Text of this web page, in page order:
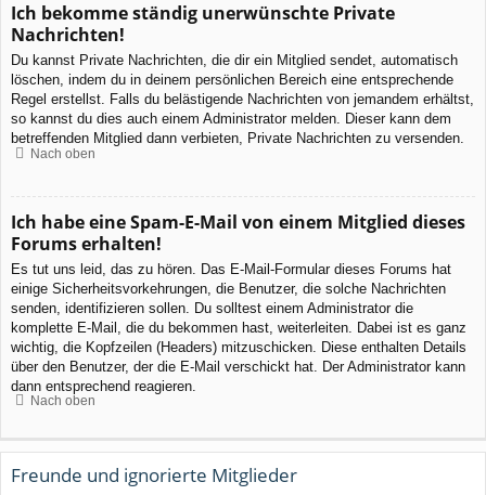
Ich bekomme ständig unerwünschte Private
Nachrichten!
Du kannst Private Nachrichten, die dir ein Mitglied sendet, automatisch
löschen, indem du in deinem persönlichen Bereich eine entsprechende
Regel erstellst. Falls du belästigende Nachrichten von jemandem erhältst,
so kannst du dies auch einem Administrator melden. Dieser kann dem
betreffenden Mitglied dann verbieten, Private Nachrichten zu versenden.
Nach oben
Ich habe eine Spam-E-Mail von einem Mitglied dieses
Forums erhalten!
Es tut uns leid, das zu hören. Das E-Mail-Formular dieses Forums hat
einige Sicherheitsvorkehrungen, die Benutzer, die solche Nachrichten
senden, identifizieren sollen. Du solltest einem Administrator die
komplette E-Mail, die du bekommen hast, weiterleiten. Dabei ist es ganz
wichtig, die Kopfzeilen (Headers) mitzuschicken. Diese enthalten Details
über den Benutzer, der die E-Mail verschickt hat. Der Administrator kann
dann entsprechend reagieren.
Nach oben
Freunde und ignorierte Mitglieder